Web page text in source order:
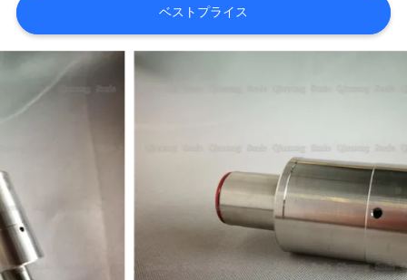
品
質
お
問
い
ベストプライス